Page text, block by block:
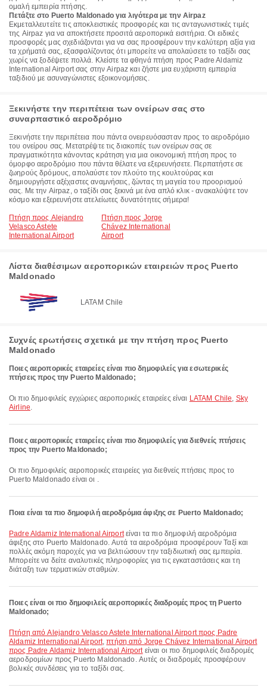
ομαλή εμπειρία πτήσης.
Πετάξτε στο Puerto Maldonado για λιγότερα με την Airpaz
Εκμεταλλευτείτε τις αποκλειστικές προσφορές και τις ανταγωνιστικές τιμές
της Airpaz για να αποκτήσετε προσιτά αεροπορικά εισιτήρια. Οι ειδικές
προσφορές μας σχεδιάζονται για να σας προσφέρουν την καλύτερη αξία για
τα χρήματά σας, εξασφαλίζοντας ότι μπορείτε να απολαύσετε το ταξίδι σας
χωρίς να ξοδέψετε πολλά. Κλείστε τα φθηνά πτήση προς Padre Aldamiz
International Airport σας στην Airpaz και ζήστε μια ευχάριστη εμπειρία
ταξιδιού με ασυναγώνιστες εξοικονομήσεις.
Ξεκινήστε την περιπέτεια των ονείρων σας στο
συναρπαστικό αεροδρόμιο
Ξεκινήστε την περιπέτεια που πάντα ονειρευόσασταν προς το αεροδρόμιο
του ονείρου σας. Μετατρέψτε τις διακοπές των ονείρων σας σε
πραγματικότητα κάνοντας κράτηση για μια οικονομική πτήση προς το
όμορφο αεροδρόμιο που πάντα θέλατε να εξερευνήσετε. Περπατήστε σε
ζωηρούς δρόμους, απολαύστε τον πλούτο της κουλτούρας και
δημιουργήστε αξέχαστες αναμνήσεις, ζώντας τη μαγεία του προορισμού
σας. Με την Airpaz, ο ταξίδι σας ξεκινά με ένα απλό κλικ - ανακαλύψτε τον
κόσμο και εξερευνήστε ατελείωτες δυνατότητες σήμερα!
Πτήση προς Alejandro
Velasco Astete
International Airport
Πτήση προς Jorge
Chávez International
Airport
Λίστα διαθέσιμων αεροπορικών εταιρειών προς Puerto
Maldonado
LATAM Chile
Συχνές ερωτήσεις σχετικά με την πτήση προς Puerto
Maldonado
Ποιες αεροπορικές εταιρείες είναι πιο δημοφιλείς για εσωτερικές
πτήσεις προς την Puerto Maldonado;
Οι πιο δημοφιλείς εγχώριες αεροπορικές εταιρείες είναι LATAM Chile, Sky
Airline.
Ποιες αεροπορικές εταιρείες είναι πιο δημοφιλείς για διεθνείς πτήσεις
προς την Puerto Maldonado;
Οι πιο δημοφιλείς αεροπορικές εταιρείες για διεθνείς πτήσεις προς το
Puerto Maldonado είναι οι .
Ποια είναι τα πιο δημοφιλή αεροδρόμια άφιξης σε Puerto Maldonado;
Padre Aldamiz International Airportείναι τα πιο δημοφιλή αεροδρόμια
άφιξης στο Puerto Maldonado. Αυτά τα αεροδρόμια προσφέρουν Ταξί και
πολλές ακόμη παροχές για να βελτιώσουν την ταξιδιωτική σας εμπειρία.
Μπορείτε να δείτε αναλυτικές πληροφορίες για τις εγκαταστάσεις και τη
διάταξη των τερματικών σταθμών.
Ποιες είναι οι πιο δημοφιλείς αεροπορικές διαδρομές προς τη Puerto
Maldonado;
πτήση από Alejandro Velasco Astete International Airport προς Padre
Aldamiz International Airport,πτήση από Jorge Chávez International Airport
προς Padre Aldamiz International Airportείναι οι πιο δημοφιλείς διαδρομές
αεροδρομίων προς Puerto Maldonado. Αυτές οι διαδρομές προσφέρουν
βολικές συνδέσεις για το ταξίδι σας.